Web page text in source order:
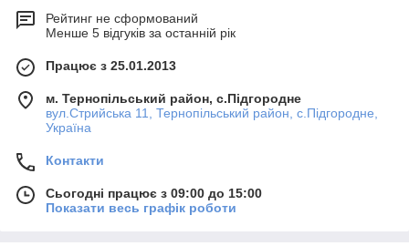
Рейтинг не сформований
Менше 5 відгуків за останній рік
Працює з 25.01.2013
м. Тернопільський район, с.Підгородне
вул.Стрийська 11, Тернопільський район, с.Підгородне,
Україна
Контакти
Сьогодні працює з 09:00 до 15:00
Показати весь графік роботи